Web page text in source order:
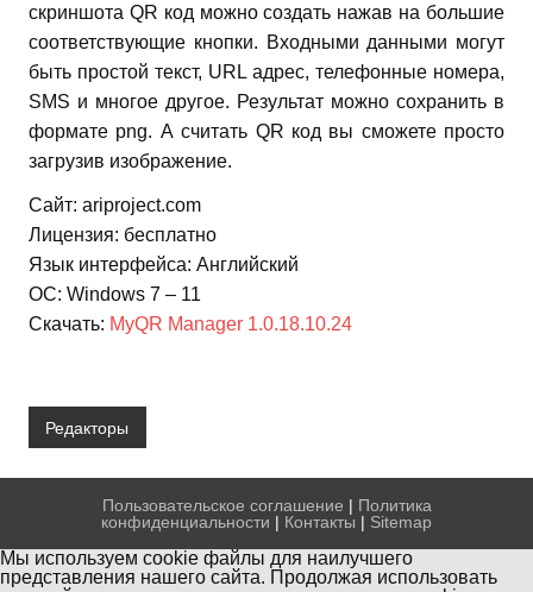
скриншота QR код можно создать нажав на большие
соответствующие кнопки. Входными данными могут
быть простой текст, URL адрес, телефонные номера,
SMS и многое другое. Результат можно сохранить в
формате png. А считать QR код вы сможете просто
загрузив изображение.
Сайт: ariproject.com
Лицензия: бесплатно
Язык интерфейса: Английский
ОС: Windows 7 – 11
Скачать: MyQR Manager 1.0.18.10.24
Редакторы
Пользовательское соглашение | Политика
конфиденциальности | Контакты | Sitemap
Мы используем cookie файлы для наилучшего
представления нашего сайта. Продолжая использовать